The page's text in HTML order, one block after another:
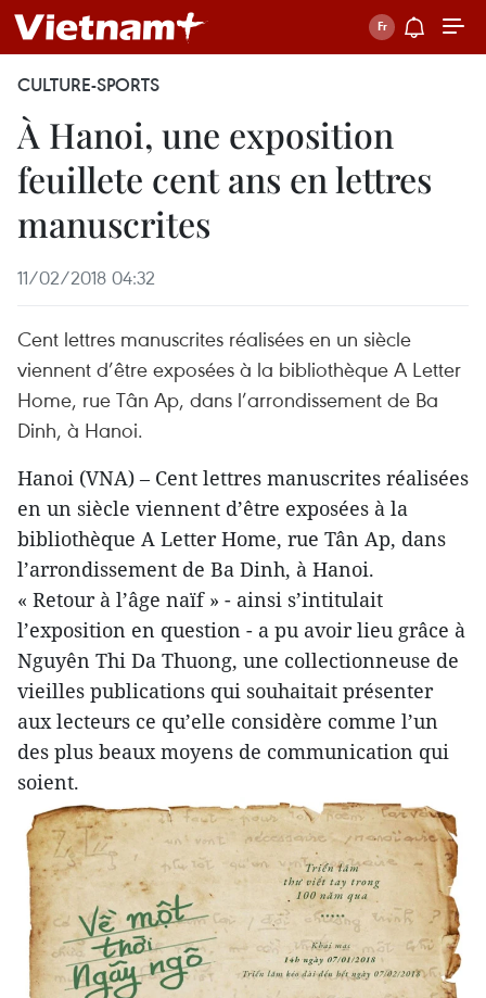
CULTURE-SPORTS
À Hanoi, une exposition
feuillete cent ans en lettres
manuscrites
11/02/2018 04:32
Cent lettres manuscrites réalisées en un siècle
viennent d’être exposées à la bibliothèque A Letter
Home, rue Tân Ap, dans l’arrondissement de Ba
Dinh, à Hanoi.
Hanoi (VNA) – Cent lettres manuscrites réalisées
en un siècle viennent d’être exposées à la
bibliothèque A Letter Home, rue Tân Ap, dans
l’arrondissement de Ba Dinh, à Hanoi.
« Retour à l’âge naïf » - ainsi s’intitulait
l’exposition en question - a pu avoir lieu grâce à
Nguyên Thi Da Thuong, une collectionneuse de
vieilles publications qui souhaitait présenter
aux lecteurs ce qu’elle considère comme l’un
des plus beaux moyens de communication qui
soient.